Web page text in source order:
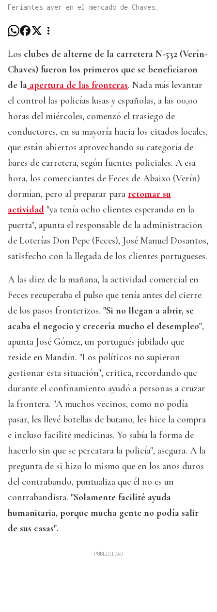
Feriantes ayer en el mercado de Chaves.
Los clubes de alterne de la carretera N-532 (Verín-
Chaves) fueron los primeros que se beneficiaron
de la apertura de las fronteras. Nada más levantar
el control las policías lusas y españolas, a las 00,00
horas del miércoles, comenzó el trasiego de
conductores, en su mayoría hacia los citados locales,
que están abiertos aprovechando su categoría de
bares de carretera, según fuentes policiales. A esa
hora, los comerciantes de Feces de Abaixo (Verín)
dormían, pero al preparar para retomar su
actividad "ya tenía ocho clientes esperando en la
puerta", apunta el responsable de la administración
de Loterías Don Pepe (Feces), José Manuel Dosantos,
satisfecho con la llegada de los clientes portugueses.
A las diez de la mañana, la actividad comercial en
Feces recuperaba el pulso que tenía antes del cierre
de los pasos fronterizos. "Si no llegan a abrir, se
acaba el negocio y crecería mucho el desempleo",
apunta José Gómez, un portugués jubilado que
reside en Mandín. "Los políticos no supieron
gestionar esta situación", critica, recordando que
durante el confinamiento ayudó a personas a cruzar
la frontera. "A muchos vecinos, como no podía
pasar, les llevé botellas de butano, les hice la compra
e incluso facilité medicinas. Yo sabía la forma de
hacerlo sin que se percatara la policía", asegura. A la
pregunta de si hizo lo mismo que en los años duros
del contrabando, puntualiza que él no es un
contrabandista. "Solamente facilité ayuda
humanitaria, porque mucha gente no podía salir
de sus casas".